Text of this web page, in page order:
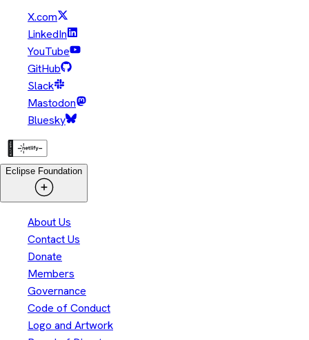
X.com
LinkedIn
YouTube
GitHub
Slack
Mastodon
Bluesky
Eclipse Foundation
About Us
Contact Us
Donate
Members
Governance
Code of Conduct
Logo and Artwork